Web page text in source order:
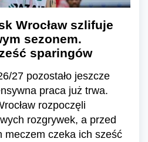
Wrocław szlifuje
sezonem.
sparingów
27 pozostało jeszcze
praca już trwa.
rozpoczęli
rozgrywek, a przed
meczem czeka ich sześć